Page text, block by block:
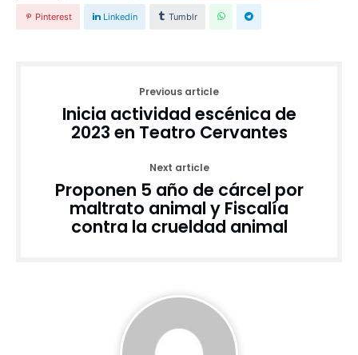
Pinterest Linkedin Tumblr
Previous article
Inicia actividad escénica de
2023 en Teatro Cervantes
Next article
Proponen 5 año de cárcel por
maltrato animal y Fiscalía
contra la crueldad animal